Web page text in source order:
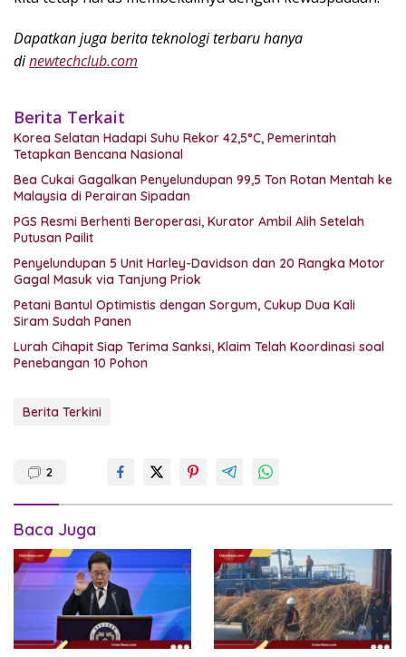
Dapatkan juga berita teknologi terbaru hanya
dinewtechclub.com
Berita Terkait
Korea Selatan Hadapi Suhu Rekor 42,5°C, Pemerintah
Tetapkan Bencana Nasional
Bea Cukai Gagalkan Penyelundupan 99,5 Ton Rotan Mentah ke
Malaysia di Perairan Sipadan
PGS Resmi Berhenti Beroperasi, Kurator Ambil Alih Setelah
Putusan Pailit
Penyelundupan 5 Unit Harley-Davidson dan 20 Rangka Motor
Gagal Masuk via Tanjung Priok
Petani Bantul Optimistis dengan Sorgum, Cukup Dua Kali
Siram Sudah Panen
Lurah Cihapit Siap Terima Sanksi, Klaim Telah Koordinasi soal
Penebangan 10 Pohon
Berita Terkini
2
Baca Juga